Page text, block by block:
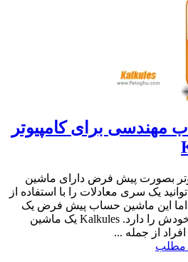
مهندسی برای کامپیوتر
بصورت پیش فرض دارای ماشین
یک سری معادلات را با استفاده از
این ماشین حساب پیش فرض یک
سری محدودیت های خاص خودش را دارد. Kalkules یک ماشین
از جمله ...
مطلب